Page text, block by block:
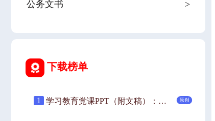
公务文书 >
下载榜单
1 学习教育党课PPT（附文稿）：以镜为鉴，锤炼过硬作风，严守廉洁自律底线.pptx 原创